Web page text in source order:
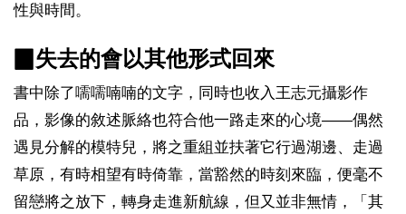
性與時間。
▉失去的會以其他形式回來
書中除了嚅嚅喃喃的文字，同時也收入王志元攝影作
品，影像的敘述脈絡也符合他一路走來的心境――偶然
遇見分解的模特兒，將之重組並扶著它行過湖邊、走過
草原，有時相望有時倚靠，當豁然的時刻來臨，便毫不
留戀將之放下，轉身走進新航線，但又並非無情，「其